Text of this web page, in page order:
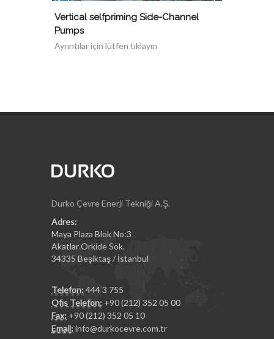
Vertical selfpriming Side-Channel
Pumps
Ayrıntılar için lütfen tıklayın
Durko Çevre Enerji Tekniği A.Ş.
Adres:
Maya Plaza Blok No:3
Akatlar Orkide Sok.
34335 Beşiktaş / İstanbul
Telefon: 444 3 755
Ofis Telefon: +90 (212) 352 05 00
Fax: +90 (212) 352 05 10
Email: info@durkocevre.com.tr